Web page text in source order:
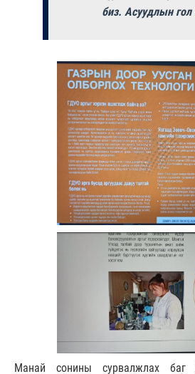
биз. Асуудлын
Манай сонины сурвалжлах баг